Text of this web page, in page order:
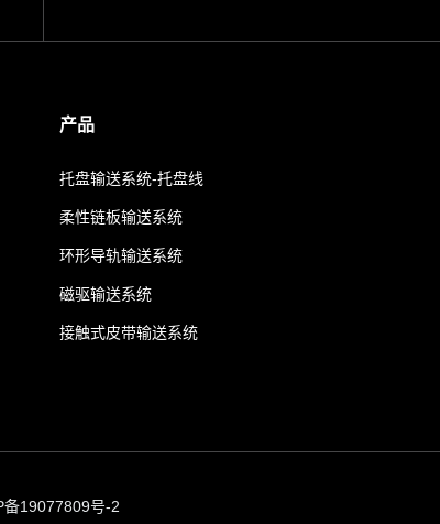
产品
托盘输送系统-托盘线
柔性链板输送系统
环形导轨输送系统
磁驱输送系统
接触式皮带输送系统
备19077809号-2